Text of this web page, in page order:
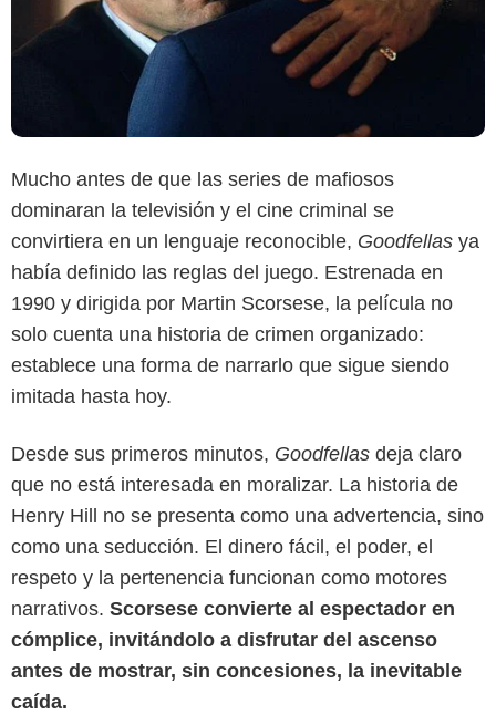
Mucho antes de que las series de mafiosos
dominaran la televisión y el cine criminal se
convirtiera en un lenguaje reconocible, Goodfellas ya
había definido las reglas del juego. Estrenada en
1990 y dirigida por Martin Scorsese, la película no
solo cuenta una historia de crimen organizado:
establece una forma de narrarlo que sigue siendo
imitada hasta hoy.
Desde sus primeros minutos, Goodfellas deja claro
que no está interesada en moralizar. La historia de
Henry Hill no se presenta como una advertencia, sino
como una seducción. El dinero fácil, el poder, el
respeto y la pertenencia funcionan como motores
narrativos. Scorsese convierte al espectador en
cómplice, invitándolo a disfrutar del ascenso
antes de mostrar, sin concesiones, la inevitable
caída.